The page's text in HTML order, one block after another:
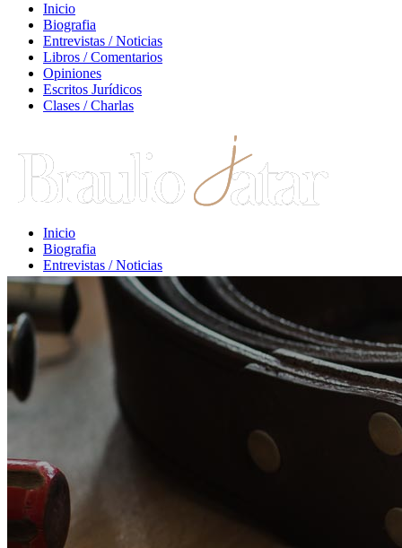
Inicio
Biografia
Entrevistas / Noticias
Libros / Comentarios
Opiniones
Escritos Jurídicos
Clases / Charlas
Inicio
Biografia
Entrevistas / Noticias
Libros / Comentarios
Opiniones
Escritos Jurídicos
Clases / Charlas